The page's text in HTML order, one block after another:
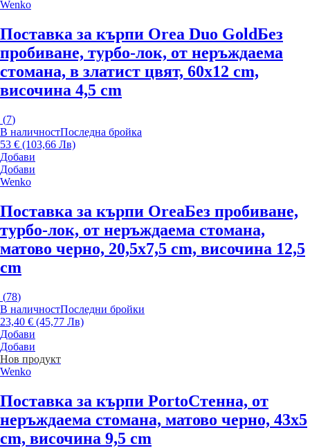
Wenko
Поставка за кърпи Orea Duo GoldБез
пробиване, турбо-лок, от неръждаема
стомана, в златист цвят, 60x12 cm,
височина 4,5 cm
(7)
В наличностПоследна бройка
53 € (103,66 Лв)
Добави
Добави
Wenko
Поставка за кърпи OreaБез пробиване,
турбо-лок, от неръждаема стомана,
матово черно, 20,5x7,5 cm, височина 12,5
cm
(78)
В наличностПоследни бройки
23,40 € (45,77 Лв)
Добави
Добави
Нов продукт
Wenko
Поставка за кърпи PortoСтенна, от
неръждаема стомана, матово черно, 43x5
cm, височина 9,5 cm